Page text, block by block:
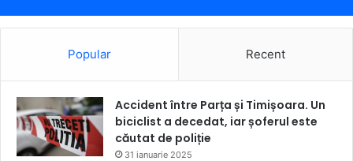
Popular Recent
Accident între Parța și Timișoara. Un
biciclist a decedat, iar șoferul este
căutat de poliție
31 ianuarie 2025